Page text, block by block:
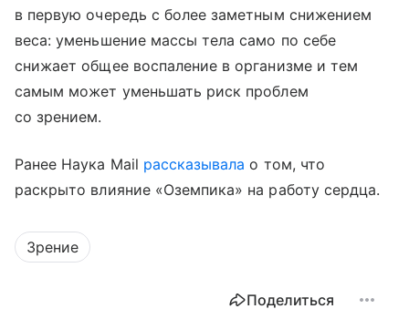
в первую очередь с более заметным снижением
веса: уменьшение массы тела само по себе
снижает общее воспаление в организме и тем
самым может уменьшать риск проблем
со зрением.
Ранее Наука Mail рассказывала о том, что
раскрыто влияние «Оземпика» на работу сердца.
Зрение
Поделиться